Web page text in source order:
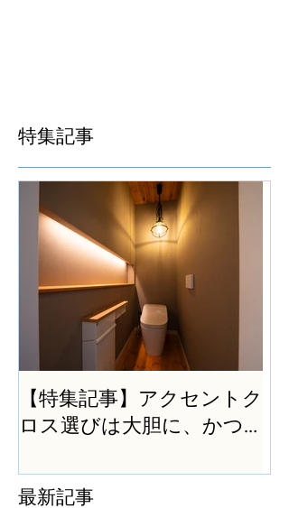
特集記事
【特集記事】アクセントク
ロス選びは大胆に、かつ
最新記事